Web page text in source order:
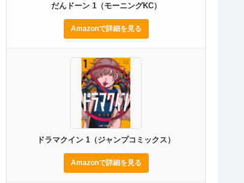
だんドーン 1（モーニングKC）
Amazonで詳細を見る
ドラマクイン 1（ジャンプコミックス）
Amazonで詳細を見る